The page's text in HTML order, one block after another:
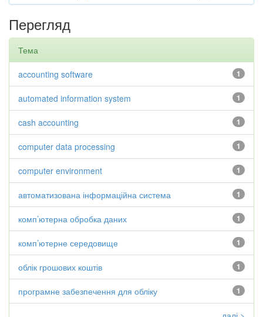
Перегляд
Тема
1
accounting software
1
automated information system
1
cash accounting
1
computer data processing
1
computer environment
1
автоматизована інформаційна система
1
комп’ютерна обробка даних
1
комп’ютерне середовище
1
облік грошових коштів
1
програмне забезпечення для обліку